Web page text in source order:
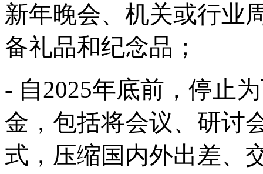
新年晚会、机关或行业
备礼品和纪念品；
- 自2025年底前，停止
金，包括将会议、研讨
式，压缩国内外出差、